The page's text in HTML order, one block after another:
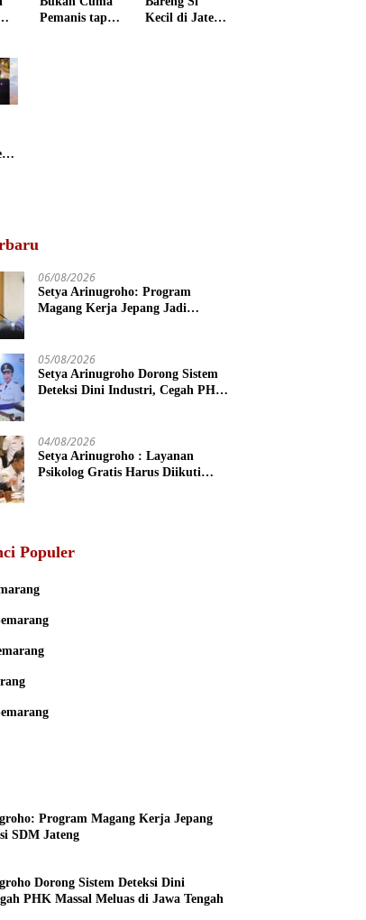
Pemanis tapi
Kecil di Jateng
06/08/2026
Setya Arinugroho: Program
Magang Kerja Jepang Jadi
05/08/2026
Setya Arinugroho Dorong Sistem
Deteksi Dini Industri, Cegah PHK
04/08/2026
Setya Arinugroho : Layanan
Psikolog Gratis Harus Diikuti
Populer
Program Magang Kerja Jepang
SDM Jateng
Dorong Sistem Deteksi Dini
PHK Massal Meluas di Jawa Tengah